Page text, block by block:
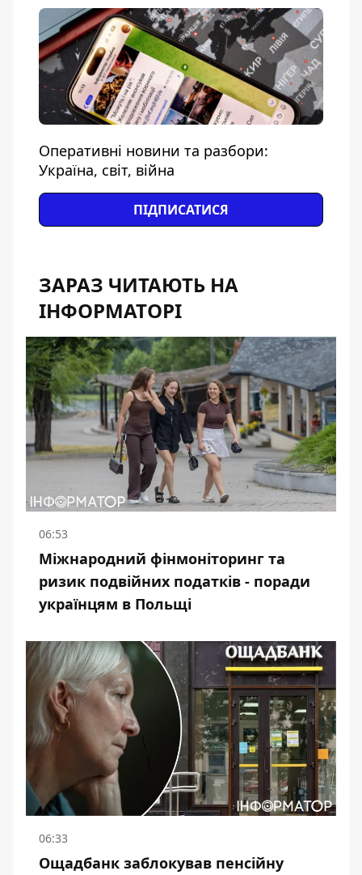
Оперативні новини та разбори:
Україна, світ, війна
ПІДПИСАТИСЯ
ЗАРАЗ ЧИТАЮТЬ НА
ІНФОРМАТОРІ
06:53
Міжнародний фінмоніторинг та
ризик подвійних податків - поради
українцям в Польщі
06:33
Ощадбанк заблокував пенсійну